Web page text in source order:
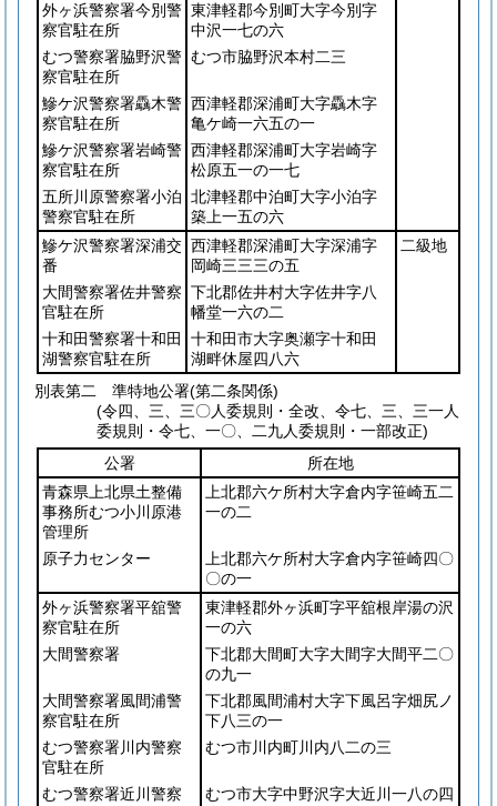
外ヶ浜警察署今別警
察官駐在所
東津軽郡今別町大字今別字
中沢一七の六
むつ警察署脇野沢警
察官駐在所
むつ市脇野沢本村二三
鰺ケ沢警察署驫木警
察官駐在所
西津軽郡深浦町大字驫木字
亀ケ崎一六五の一
鰺ケ沢警察署岩崎警
察官駐在所
西津軽郡深浦町大字岩崎字
松原五一の一七
五所川原警察署小泊
警察官駐在所
北津軽郡中泊町大字小泊字
築上一五の六
鰺ケ沢警察署深浦交
番
西津軽郡深浦町大字深浦字
岡崎三三三の五
二級地
大間警察署佐井警察
官駐在所
下北郡佐井村大字佐井字八
幡堂一六の二
十和田警察署十和田
湖警察官駐在所
十和田市大字奥瀬字十和田
湖畔休屋四八六
別表第二
準特地公署(第二条関係)
(令四、三、三〇人委規則・全改、令七、三、三一人
委規則・令七、一〇、二九人委規則・一部改正)
公署
所在地
青森県上北県土整備
事務所むつ小川原港
管理所
上北郡六ケ所村大字倉内字笹崎五二
一の二
原子力センター
上北郡六ケ所村大字倉内字笹崎四〇
〇の一
外ヶ浜警察署平舘警
察官駐在所
東津軽郡外ヶ浜町字平舘根岸湯の沢
一の六
大間警察署
下北郡大間町大字大間字大間平二〇
の九一
大間警察署風間浦警
察官駐在所
下北郡風間浦村大字下風呂字畑尻ノ
下八三の一
むつ警察署川内警察
官駐在所
むつ市川内町川内八二の三
むつ警察署近川警察
むつ市大字中野沢字大近川一八の四